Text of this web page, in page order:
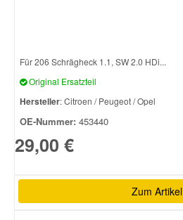
Für 206 Schrägheck 1.1, SW 2.0 HDi...
Original Ersatzteil
Hersteller: Citroen / Peugeot / Opel
OE-Nummer: 453440
29,00 €
Zum Artikel
Toyota Ersatzteile
Vauxhall Ersatzteile